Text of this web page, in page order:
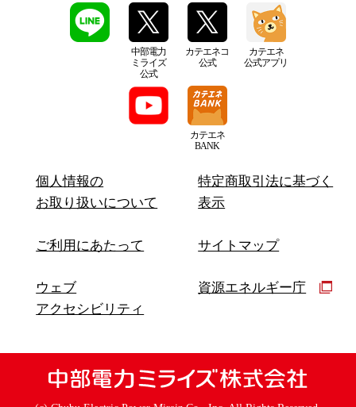
中部電力
ミライズ
公式
カテエネコ
公式
カテエネ
公式アプリ
カテエネ
BANK
個人情報の
お取り扱いについて
特定商取引法に基づく
表示
ご利用にあたって サイトマップ
ウェブ
アクセシビリティ
資源エネルギー庁